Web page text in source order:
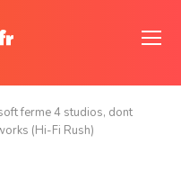
ferme 4 studios, dont
(Hi-Fi Rush)